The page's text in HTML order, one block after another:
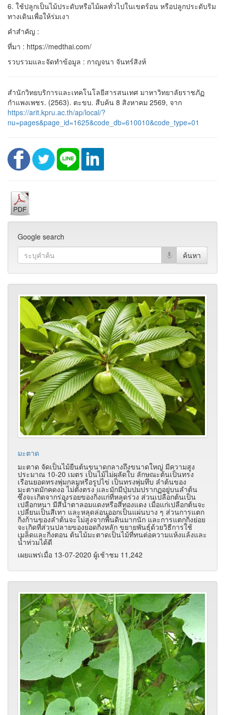
6. ใช้ปลูกเป็นไม้ประดับหรือไม้ผลทั่วไปในเขตร้อน หรือปลูกประดับริม
ทางเดินเพื่อให้ร่มเงา
คำสำคัญ :
ที่มา : https://medthai.com/
รวบรวมและจัดทำข้อมูล : กาญจนา จันทร์สิงห์
สำนักวิทยบริการและเทคโนโลยีสารสนเทศ มาหาวิทยาลัยราชภัฏ
กำแพงเพชร. (2563). ตะขบ. สืบค้น 8 สิงหาคม 2569, จาก
https://arit.kpru.ac.th/ap/local/?
nu=pages&page_id=1625&code_db=610010&code_type=01
Google search
มะตาด
มะตาด จัดเป็นไม้ยืนต้นขนาดกลางถึงขนาดใหญ่ มีความสูง
ประมาณ 10-20 เมตร เป็นไม้ไม่ผลัดใบ ลักษณะต้นเป็นทรง
เรือนยอดทรงพุ่มกลมหรือรูปไข่ เป็นทรงพุ่มทึบ ลำต้นของ
มะตาดมักคดงอ ไม่ตั้งตรง และมักมีปุ่มปมปรากฏอยู่บนลำต้น
ซึ่งจะเกิดจากร่องรอยของกิ่งแก่ที่หลุดร่วง ส่วนเปลือกต้นเป็น
เปลือกหนา มีสีน้ำตาลอมแดงหรือสีทองแดง เมื่อแก่เปลือกต้นจะ
เปลี่ยนเป็นสีเทา และหลุดล่อนออกเป็นแผ่นบาง ๆ ส่วนการแตก
กิ่งก้านของลำต้นจะไม่สูงจากพื้นดินมากนัก และการแตกกิ่งย่อย
จะเกิดที่ส่วนปลายของยอดกิ่งหลัก ขยายพันธุ์ด้วยวิธีการใช้
เมล็ดและกิ่งตอน ต้นไม้มะตาดเป็นไม้ที่ทนต่อความแห้งแล้งและ
น้ำท่วมได้ดี
เผยแพร่เมื่อ 13-07-2020 ผู้เช้าชม 11,242